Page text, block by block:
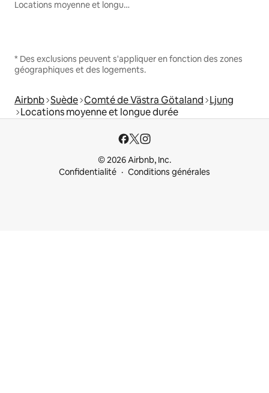
Locations moyenne et longue durée
* Des exclusions peuvent s'appliquer en fonction des zones
géographiques et des logements.
Airbnb Suède Comté de Västra Götaland Ljung
Locations moyenne et longue durée
© 2026 Airbnb, Inc.
Confidentialité
Conditions générales